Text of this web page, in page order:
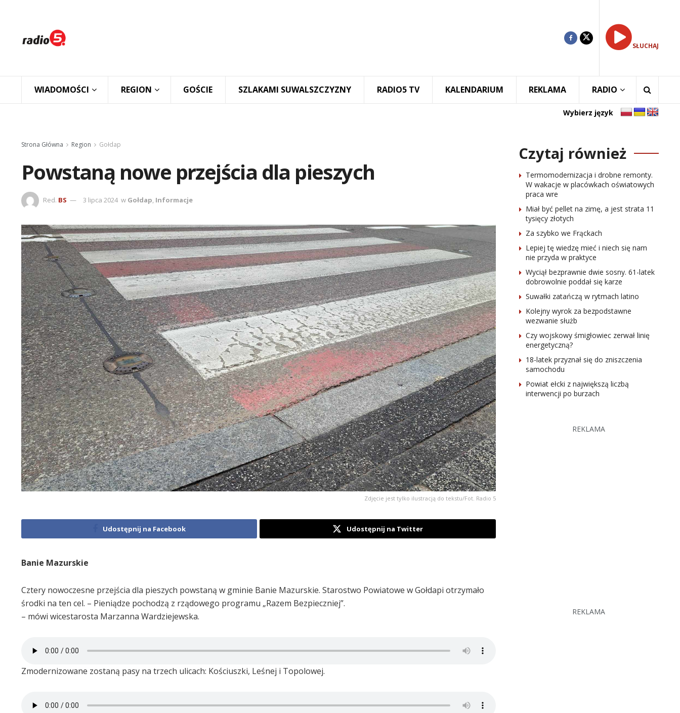
SŁUCHAJ
WIADOMOŚCI REGION GOŚCIE SZLAKAMI SUWALSZCZYZNY RADIO5 TV KALENDARIUM REKLAMA RADIO
Wybierz język
Strona Główna Region Gołdap
Powstaną nowe przejścia dla pieszych
Red. BS 3 lipca 2024 w Gołdap, Informacje
Zdjęcie jest tylko ilustracją do tekstu/Fot. Radio 5
Udostępnij na Facebook Udostępnij na Twitter
Banie Mazurskie
Cztery nowoczesne przejścia dla pieszych powstaną w gminie Banie Mazurskie. Starostwo Powiatowe w Gołdapi otrzymało
środki na ten cel. – Pieniądze pochodzą z rządowego programu „Razem Bezpieczniej”.
– mówi wicestarosta Marzanna Wardziejewska.
Zmodernizowane zostaną pasy na trzech ulicach: Kościuszki, Leśnej i Topolowej.
Czytaj również
Termomodernizacja i drobne remonty.
W wakacje w placówkach oświatowych
praca wre
Miał być pellet na zimę, a jest strata 11
tysięcy złotych
Za szybko we Frąckach
Lepiej tę wiedzę mieć i niech się nam
nie przyda w praktyce
Wyciął bezprawnie dwie sosny. 61-latek
dobrowolnie poddał się karze
Suwałki zatańczą w rytmach latino
Kolejny wyrok za bezpodstawne
wezwanie służb
Czy wojskowy śmigłowiec zerwał linię
energetyczną?
18-latek przyznał się do zniszczenia
samochodu
Powiat ełcki z największą liczbą
interwencji po burzach
REKLAMA
REKLAMA